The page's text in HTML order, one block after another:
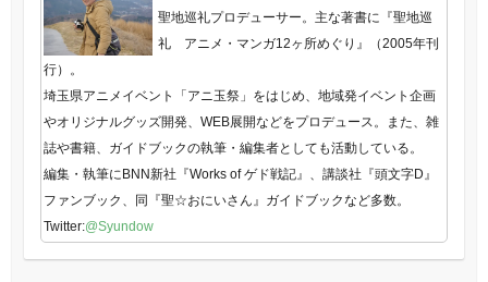
聖地巡礼プロデューサー。主な著書に『聖地巡
礼 アニメ・マンガ12ヶ所めぐり』（2005年刊
行）。
埼玉県アニメイベント「アニ玉祭」をはじめ、地域発イベント企画
やオリジナルグッズ開発、WEB展開などをプロデュース。また、雑
誌や書籍、ガイドブックの執筆・編集者としても活動している。
編集・執筆にBNN新社『Works of ゲド戦記』、講談社『頭文字D』
ファンブック、同『聖☆おにいさん』ガイドブックなど多数。
Twitter:@Syundow